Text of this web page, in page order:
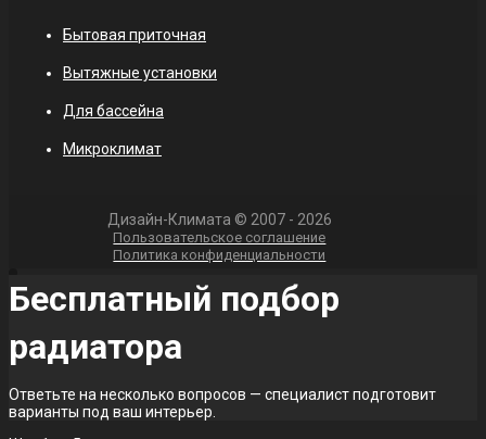
Бытовая приточная
Вытяжные установки
Для бассейна
Микроклимат
Дизайн-Климата © 2007 - 2026
Пользовательское соглашение
Политика конфиденциальности
Бесплатный подбор
радиатора
Ответьте на несколько вопросов — специалист подготовит
варианты под ваш интерьер.